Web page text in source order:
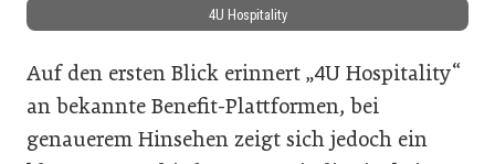
4U Hospitality
Auf den ersten Blick erinnert „4U Hospitality“
an bekannte Benefit-Plattformen, bei
genauerem Hinsehen zeigt sich jedoch ein